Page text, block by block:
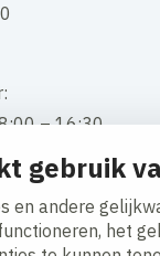
gebruik
en andere
het
– 16:30